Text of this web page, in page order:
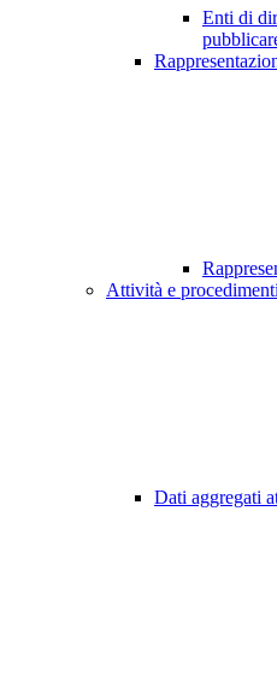
Enti di
Attività e procedimenti
Dati aggregati